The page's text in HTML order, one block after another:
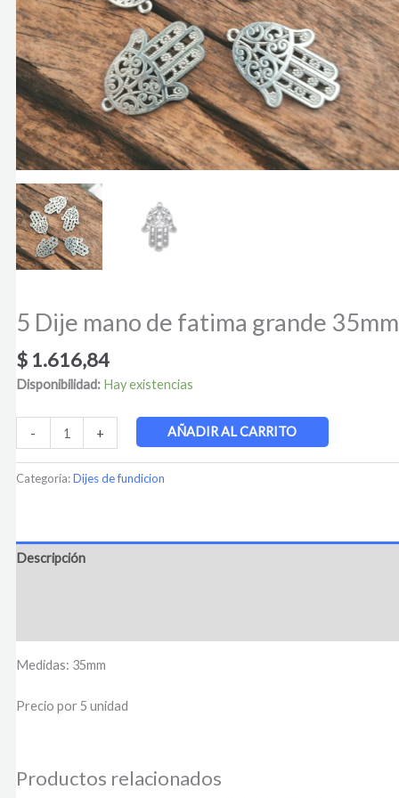
5 Dije mano de fatima grande 35mm
$1.616,84
Disponibilidad: Hay existencias
- + AÑADIR AL CARRITO
Categoría:Dijes de fundicion
Descripción
Medidas: 35mm
Precio por 5 unidad
Productos relacionados